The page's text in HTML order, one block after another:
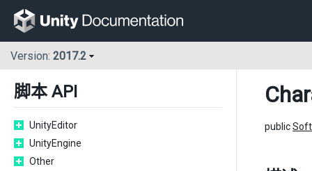
Version: 2017.2
脚本 API
UnityEditor
UnityEngine
Other
public